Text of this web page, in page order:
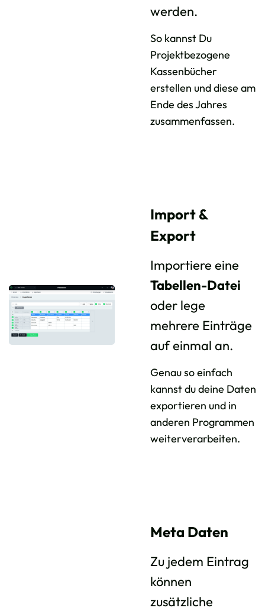
werden.
So kannst Du
Projektbezogene
Kassenbücher
erstellen und diese am
Ende des Jahres
zusammenfassen.
Import &
Export
Importiere eine
Tabellen-Datei
oder lege
mehrere Einträge
auf einmal an.
Genau so einfach
kannst du deine Daten
exportieren und in
anderen Programmen
weiterverarbeiten.
Meta Daten
Zu jedem Eintrag
können
zusätzliche